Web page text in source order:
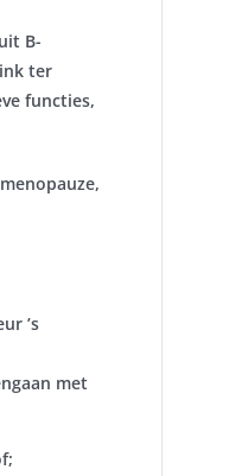
B-
ter
functies,
’s
met